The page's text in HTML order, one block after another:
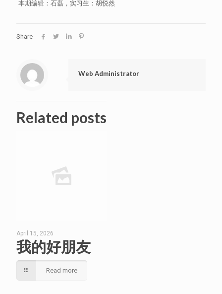
本期编辑：石磊，实习生：胡悦然
Share
Web Administrator
Related posts
April 15, 2026
我的好朋友
Read more